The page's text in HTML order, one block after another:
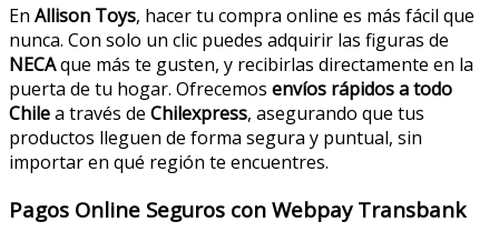
En Allison Toys, hacer tu compra online es más fácil que
nunca. Con solo un clic puedes adquirir las figuras de
NECAque más te gusten, y recibirlas directamente en la
puerta de tu hogar. Ofrecemos envíos rápidos a todo
Chilea través de Chilexpress, asegurando que tus
productos lleguen de forma segura y puntual, sin
importar en qué región te encuentres.
Pagos Online Seguros con Webpay Transbank